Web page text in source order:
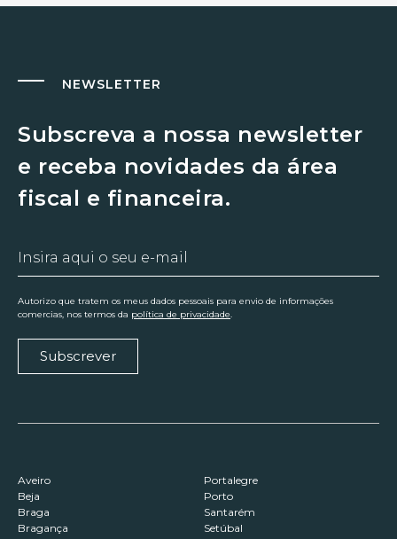
NEWSLETTER
Subscreva a nossa newsletter
e receba novidades da área
fiscal e financeira.
Autorizo que tratem os meus dados pessoais para envio de informações
comercias, nos termos da política de privacidade.
Subscrever
Aveiro
Beja
Braga
Bragança
Portalegre
Porto
Santarém
Setúbal